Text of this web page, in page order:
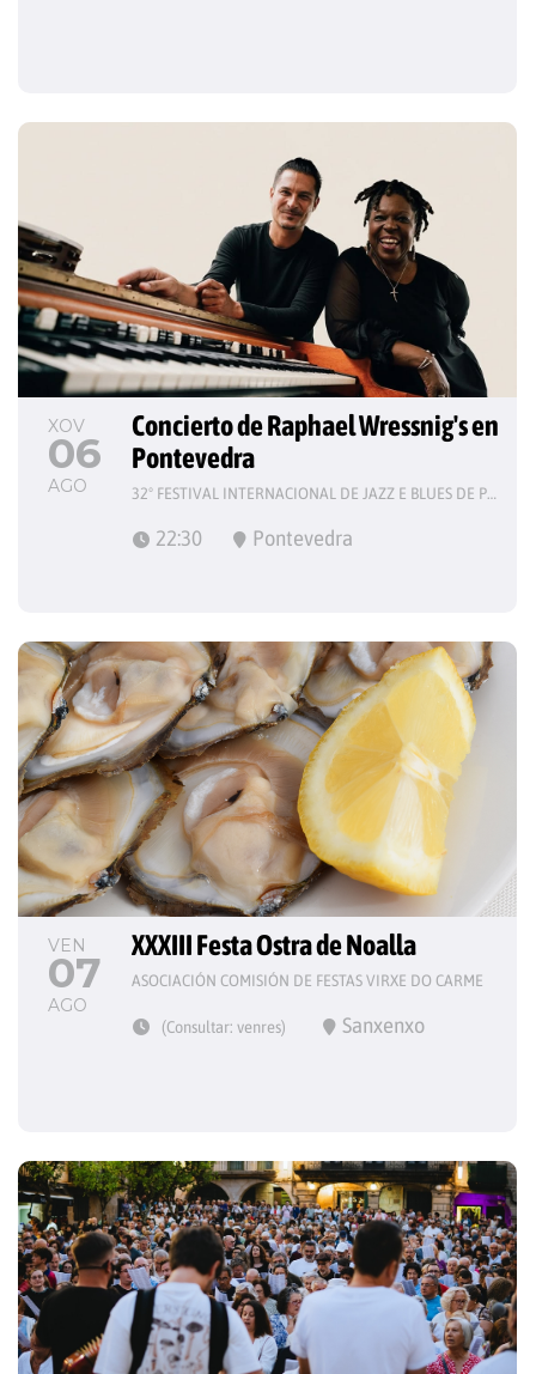
XOV
06
AGO
Concierto de Raphael Wressnig's en
Pontevedra
32º FESTIVAL INTERNACIONAL DE JAZZ E BLUES DE PONTEVEDRA
22:30 Pontevedra
VEN
07
AGO
XXXIII Festa Ostra de Noalla
ASOCIACIÓN COMISIÓN DE FESTAS VIRXE DO CARME
(Consultar: venres) Sanxenxo